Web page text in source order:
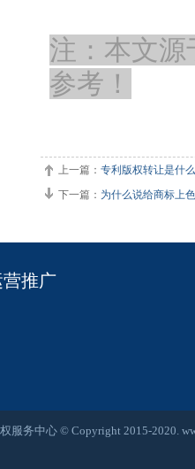
注：本文
参考！
上一篇： 专利版权转让是什
下一篇： 为什么说给商标上
推广
服务中心 © Copyright 2015-2020.